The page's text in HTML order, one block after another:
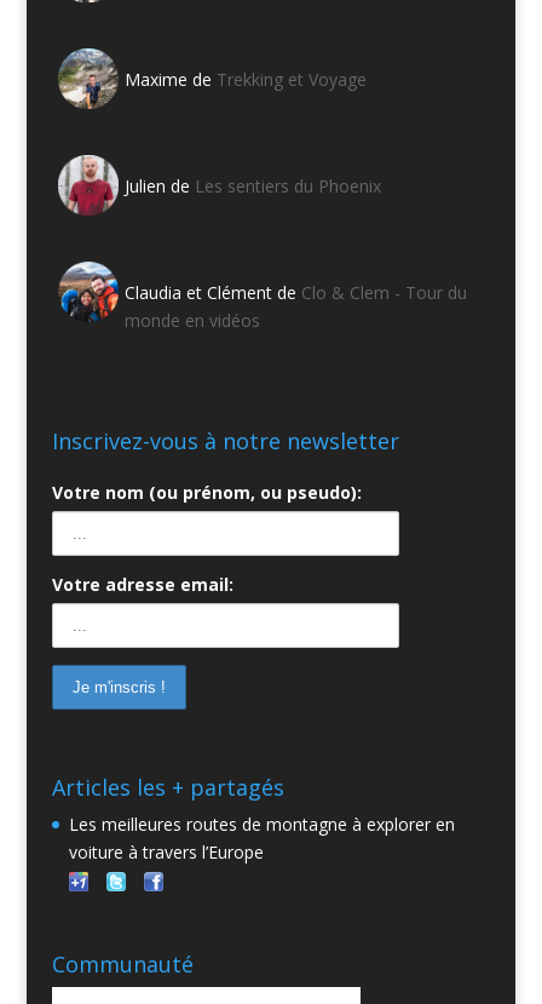
Maxime de Trekking et Voyage
Julien de Les sentiers du Phoenix
Claudia et Clément de Clo & Clem - Tour du
monde en vidéos
Inscrivez-vous à notre newsletter
Votre nom (ou prénom, ou pseudo):
Votre adresse email:
Articles les + partagés
Les meilleures routes de montagne à explorer en
voiture à travers l’Europe
Communauté